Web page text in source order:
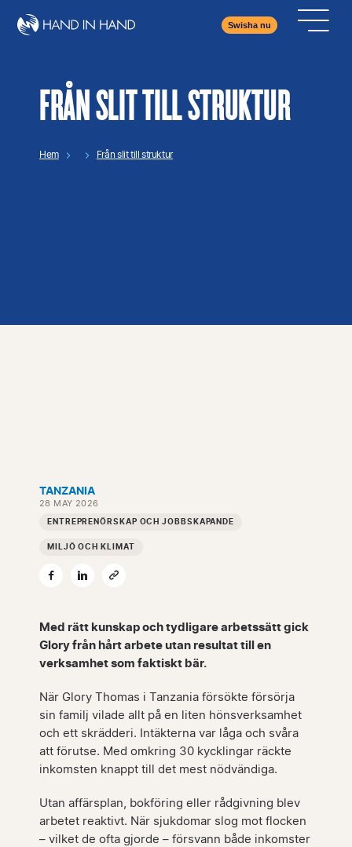
Swisha nu
FRÅN SLIT TILL STRUKTUR
Hem Från slit till struktur
TANZANIA
28 MAY 2026
ENTREPRENÖRSKAP OCH JOBBSKAPANDE
MILJÖ OCH KLIMAT
Med rätt kunskap och tydligare arbetssätt gick
Glory från hårt arbete utan resultat till en
verksamhet som faktiskt bär.
När Glory Thomas i Tanzania försökte försörja
sin familj vilade allt på en liten hönsverksamhet
och ett skrädderi. Intäkterna var låga och svåra
att förutse. Med omkring 30 kycklingar räckte
inkomsten knappt till det mest nödvändiga.
Utan affärsplan, bokföring eller rådgivning blev
arbetet reaktivt. När sjukdomar slog mot flocken
– vilket de ofta gjorde – försvann både inkomster